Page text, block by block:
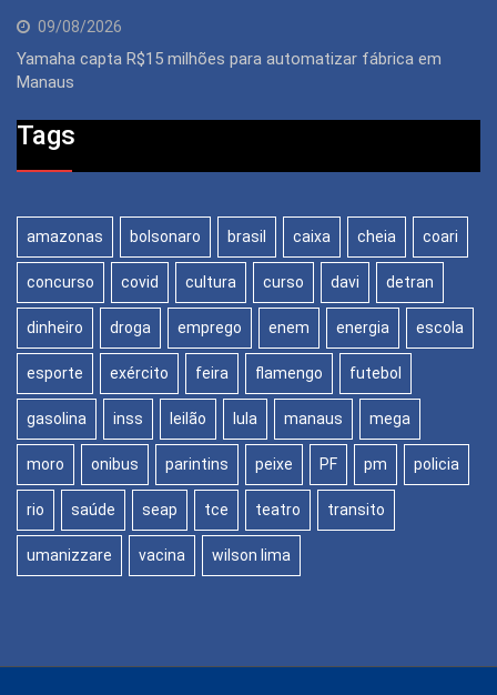
09/08/2026
Yamaha capta R$15 milhões para automatizar fábrica em
Manaus
Tags
amazonas bolsonaro brasil caixa cheia coari
concurso covid cultura curso davi detran
dinheiro droga emprego enem energia escola
esporte exército feira flamengo futebol
gasolina inss leilão lula manaus mega
moro onibus parintins peixe PF pm policia
rio saúde seap tce teatro transito
umanizzare vacina wilson lima